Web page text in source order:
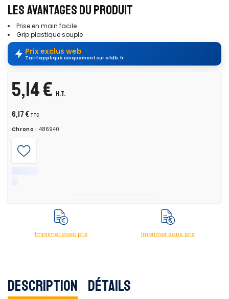
LES AVANTAGES DU PRODUIT
Prise en main facile
Grip plastique souple
Prix exclus web
Tarif appliqué uniquement sur afdb.fr
5,14 € H.T.
6,17 € TTC
Chrono : 486940
Imprimer avec prix Imprimer sans prix
Description Détails